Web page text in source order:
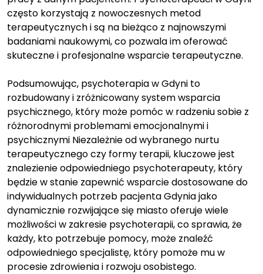
często korzystają z nowoczesnych metod
terapeutycznych i są na bieżąco z najnowszymi
badaniami naukowymi, co pozwala im oferować
skuteczne i profesjonalne wsparcie terapeutyczne.
Podsumowując, psychoterapia w Gdyni to
rozbudowany i zróżnicowany system wsparcia
psychicznego, który może pomóc w radzeniu sobie z
różnorodnymi problemami emocjonalnymi i
psychicznymi Niezależnie od wybranego nurtu
terapeutycznego czy formy terapii, kluczowe jest
znalezienie odpowiedniego psychoterapeuty, który
będzie w stanie zapewnić wsparcie dostosowane do
indywidualnych potrzeb pacjenta Gdynia jako
dynamicznie rozwijające się miasto oferuje wiele
możliwości w zakresie psychoterapii, co sprawia, że
każdy, kto potrzebuje pomocy, może znaleźć
odpowiedniego specjalistę, który pomoże mu w
procesie zdrowienia i rozwoju osobistego.